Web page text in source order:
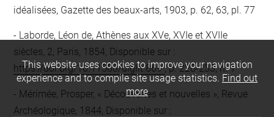
idéalisées, Gazette des beaux-arts, 1903, p. 62, 63, pl. 77
Laborde, Léon de, Athènes aux XVe, XVIe et XVIIe
siècles, 2, Paris, 1854, Disponible sur :
https://doi.org/10.11588/diglit.869, p. 228-233, n. 1
Mérimée, Prosper, « Découvertes et nouvelles », Revue
Archéologique, 1844, Disponible sur :
This website uses cookies to improve your navigation
experience and to compile site usage statistics. Find out
more